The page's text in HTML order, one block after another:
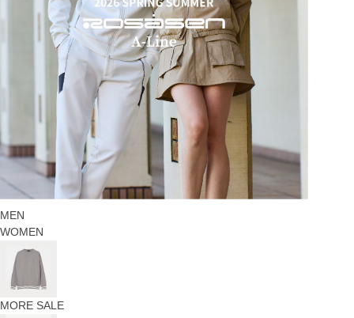
MEN
WOMEN
MORE SALE